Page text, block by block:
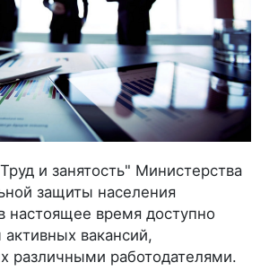
и занятость" Министерства
защиты населения
настоящее время доступно
вакансий,
различными работодателями.